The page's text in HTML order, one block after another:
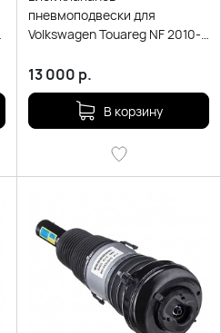
пневмоподвески для
Volkswagen Touareg NF 2010-
13 000 р.
В корзину